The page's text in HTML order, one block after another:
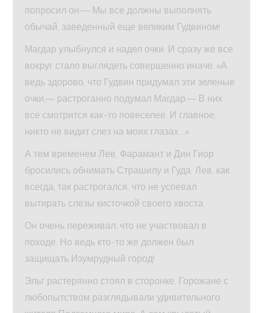
попросил он.— Мы все должны выполнять
обычай, заведенный еще великим Гудвином!
Магдар улыбнулся и надел очки. И сразу же все
вокруг стало выглядеть совершенно иначе. «А
ведь здорово, что Гудвин придумал эти зеленые
очки,— растроганно подумал Магдар.— В них
все смотрится как-то повеселее. И главное,
никто не видит слез на моих глазах…»
А тем временем Лев, Фарамант и Дин Гиор
бросились обнимать Страшилу и Гуда. Лев, как
всегда, так растрогался, что не успевал
вытирать слезы кисточкой своего хвоста.
Он очень переживал, что не участвовал в
походе. Но ведь кто-то же должен был
защищать Изумрудный город!
Эльг растерянно стоял в сторонке. Горожане с
любопытством разглядывали удивительного